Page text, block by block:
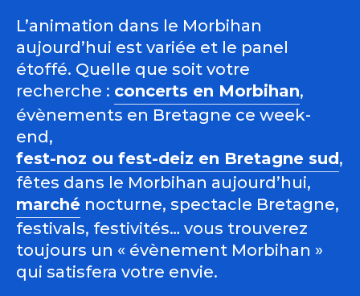
L’animation dans le Morbihan
aujourd’hui est variée et le panel
étoffé. Quelle que soit votre
recherche : concerts en Morbihan,
évènements en Bretagne ce week-
end,
fest-noz ou fest-deiz en Bretagne sud,
fêtes dans le Morbihan aujourd’hui,
marché nocturne, spectacle Bretagne,
festivals, festivités… vous trouverez
toujours un « évènement Morbihan »
qui satisfera votre envie.